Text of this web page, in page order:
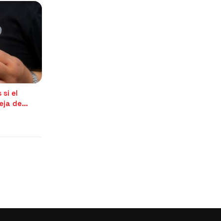
si el
de